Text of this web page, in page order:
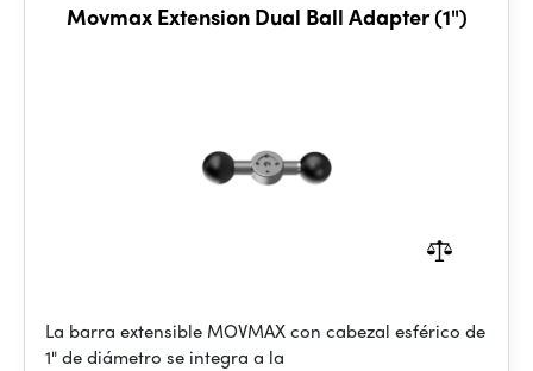
Movmax Extension Dual Ball Adapter (1")
La barra extensible MOVMAX con cabezal esférico de
1" de diámetro se integra a la